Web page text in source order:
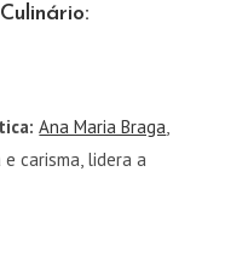
Ana Maria Braga
carisma, lidera a